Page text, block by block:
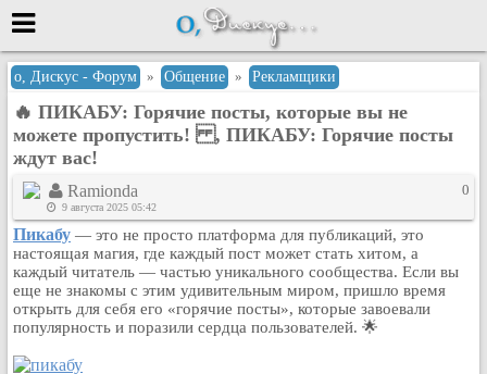
Меню
или войти через
Вход с 7ooo.ru
Регистрация
Забыли пароль?
Данные авторизации одинаковые с
сайтом 7ooo.ru
Форумы
Главная
о, Дискус - Форум » Общение » Рекламщики
🔥 ПИКАБУ: Горячие посты, которые вы не
можете пропустить! , ПИКАБУ: Горячие посты
ждут вас!
Ramionda
9 августа 2025 05:42
0
Пикабу — это не просто платформа для публикаций, это
настоящая магия, где каждый пост может стать хитом, а
каждый читатель — частью уникального сообщества. Если вы
еще не знакомы с этим удивительным миром, пришло время
открыть для себя его «горячие посты», которые завоевали
популярность и поразили сердца пользователей. 🌟